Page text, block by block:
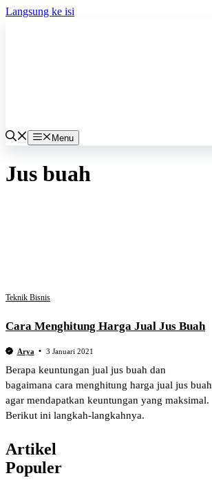
Langsung ke isi
Menu
Jus buah
Teknik Bisnis
Cara Menghitung Harga Jual Jus Buah
Arya 3 Januari 2021
Berapa keuntungan jual jus buah dan
bagaimana cara menghitung harga jual jus buah
agar mendapatkan keuntungan yang maksimal.
Berikut ini langkah-langkahnya.
Artikel
Populer